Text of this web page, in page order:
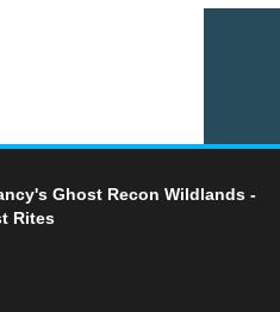
Ghost Recon Wildlands -
Rites